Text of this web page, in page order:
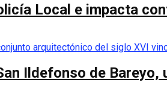
Local e impacta
Ildefonso de